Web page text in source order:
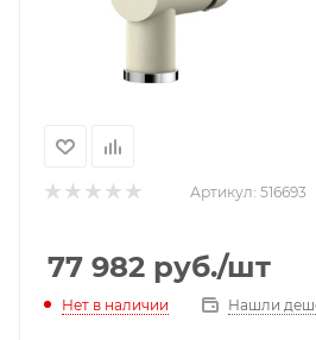
Артикул: 516693
77 982 руб./шт
Нет в наличии Нашли